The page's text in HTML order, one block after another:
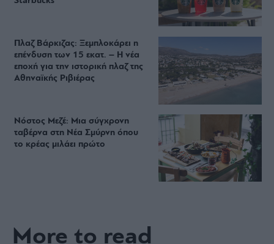
Πλαζ Βάρκιζας: Ξεμπλοκάρει η
επένδυση των 15 εκατ. – Η νέα
εποχή για την ιστορική πλαζ της
Αθηναϊκής Ριβιέρας
Νόστος Μεζέ: Μια σύγχρονη
ταβέρνα στη Νέα Σμύρνη όπου
το κρέας μιλάει πρώτο
More to read